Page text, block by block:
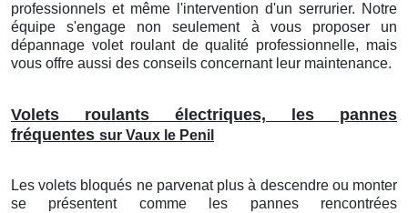
professionnels et même l'intervention d'un serrurier. Notre
équipe s'engage non seulement à vous proposer un
dépannage volet roulant de qualité professionnelle, mais
vous offre aussi des conseils concernant leur maintenance.
Volets roulants électriques, les pannes
fréquentes sur Vaux le Penil
Les volets bloqués ne parvenat plus à descendre ou monter
se présentent comme les pannes rencontrées